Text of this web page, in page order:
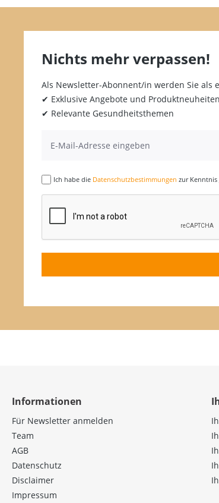
Nichts mehr verpassen!
Als Newsletter-Abonnent/in werden Sie als
✔ Exklusive Angebote und Produktneuheiten
✔ Relevante Gesundheitsthemen
Ich habe die Datenschutzbestimmungen zur
Informationen
Für Newsletter anmelden
Team
AGB
Datenschutz
Disclaimer
Impressum